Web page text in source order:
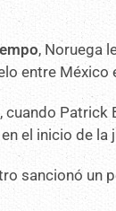
, Noruega
entre México
Patrick
el inicio de la
sancionó un